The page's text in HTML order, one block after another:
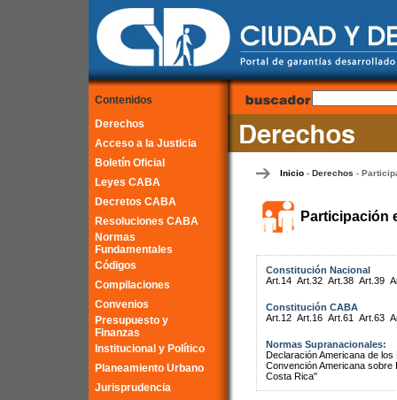
Contenidos
Derechos
Acceso a la Justicia
Boletín Oficial
Leyes CABA
Decretos CABA
Resoluciones CABA
Normas
Fundamentales
Códigos
Compilaciones
Convenios
Presupuesto y
Finanzas
Institucional y Político
Planeamiento Urbano
Jurisprudencia
Inicio- Derechos -
Participación
Constitución Nacional
Art.14 Art.32 Art.38 Art.39
Constitución CABA
Art.12 Art.16 Art.61 Art.63
Normas Supranacionales:
Declaración Americana de
Convención Americana
Costa Rica"